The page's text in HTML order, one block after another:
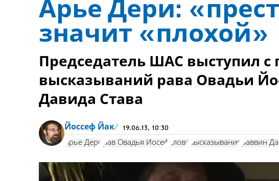
Арье Дери:
значит «плохой»
Председатель ШАС выступил с
высказываний рава Овадьи
Давида Става
Йоссеф Йак 19.06.13, 10:30
Арье Дери рав Овадья Йосеф слова высказывания раввин